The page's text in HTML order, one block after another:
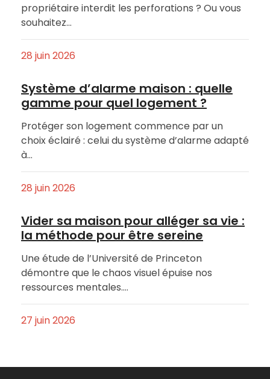
propriétaire interdit les perforations ? Ou vous
souhaitez…
28 juin 2026
Système d’alarme maison : quelle
gamme pour quel logement ?
Protéger son logement commence par un
choix éclairé : celui du système d’alarme adapté
à…
28 juin 2026
Vider sa maison pour alléger sa vie :
la méthode pour être sereine
Une étude de l’Université de Princeton
démontre que le chaos visuel épuise nos
ressources mentales.…
27 juin 2026